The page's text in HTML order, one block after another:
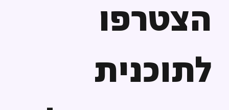
הצטרפו
לתוכנית